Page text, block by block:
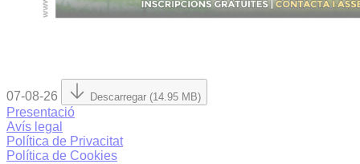
07-08-26 Descarregar (14.95 MB)
Presentació
Avís legal
Política de Privacitat
Política de Cookies